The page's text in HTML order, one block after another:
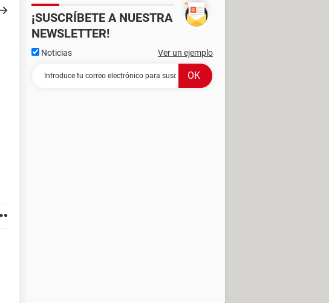
¡SUSCRÍBETE A NUESTRA
NEWSLETTER!
Noticias Ver un ejemplo